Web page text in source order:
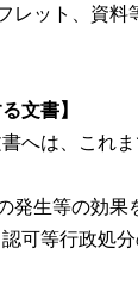
レット、資料
文書】
へは、これ
発生等の効果
可等行政処